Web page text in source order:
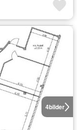
4bilder